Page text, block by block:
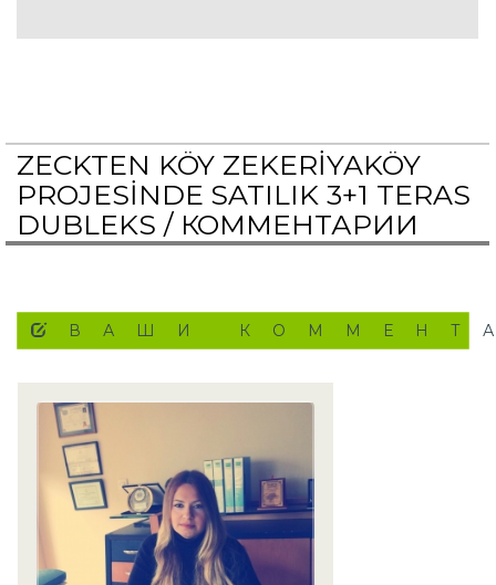
ZECKTEN KÖY ZEKERİYAKÖY
PROJESİNDE SATILIK 3+1 TERAS
DUBLEKS / КОММЕНТАРИИ
ВАШИ